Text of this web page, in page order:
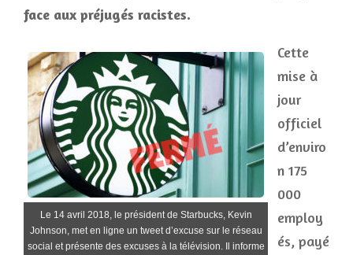
face aux préjugés racistes.
Le 14 avril 2018, le président de Starbucks, Kevin
Johnson, met en ligne un tweet d’excuse sur le réseau
social et présente des excuses à la télévision. Il informe
Cette
mise à
jour
officiel
d’enviro
n 175
000
employ
és, payé